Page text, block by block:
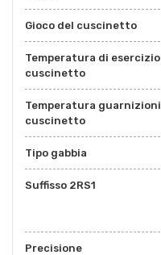
Gioco del cuscinetto
Temperatura di esercizio
cuscinetto
Temperatura guarnizioni
cuscinetto
Tipo gabbia
Suffisso 2RS1
Precisione